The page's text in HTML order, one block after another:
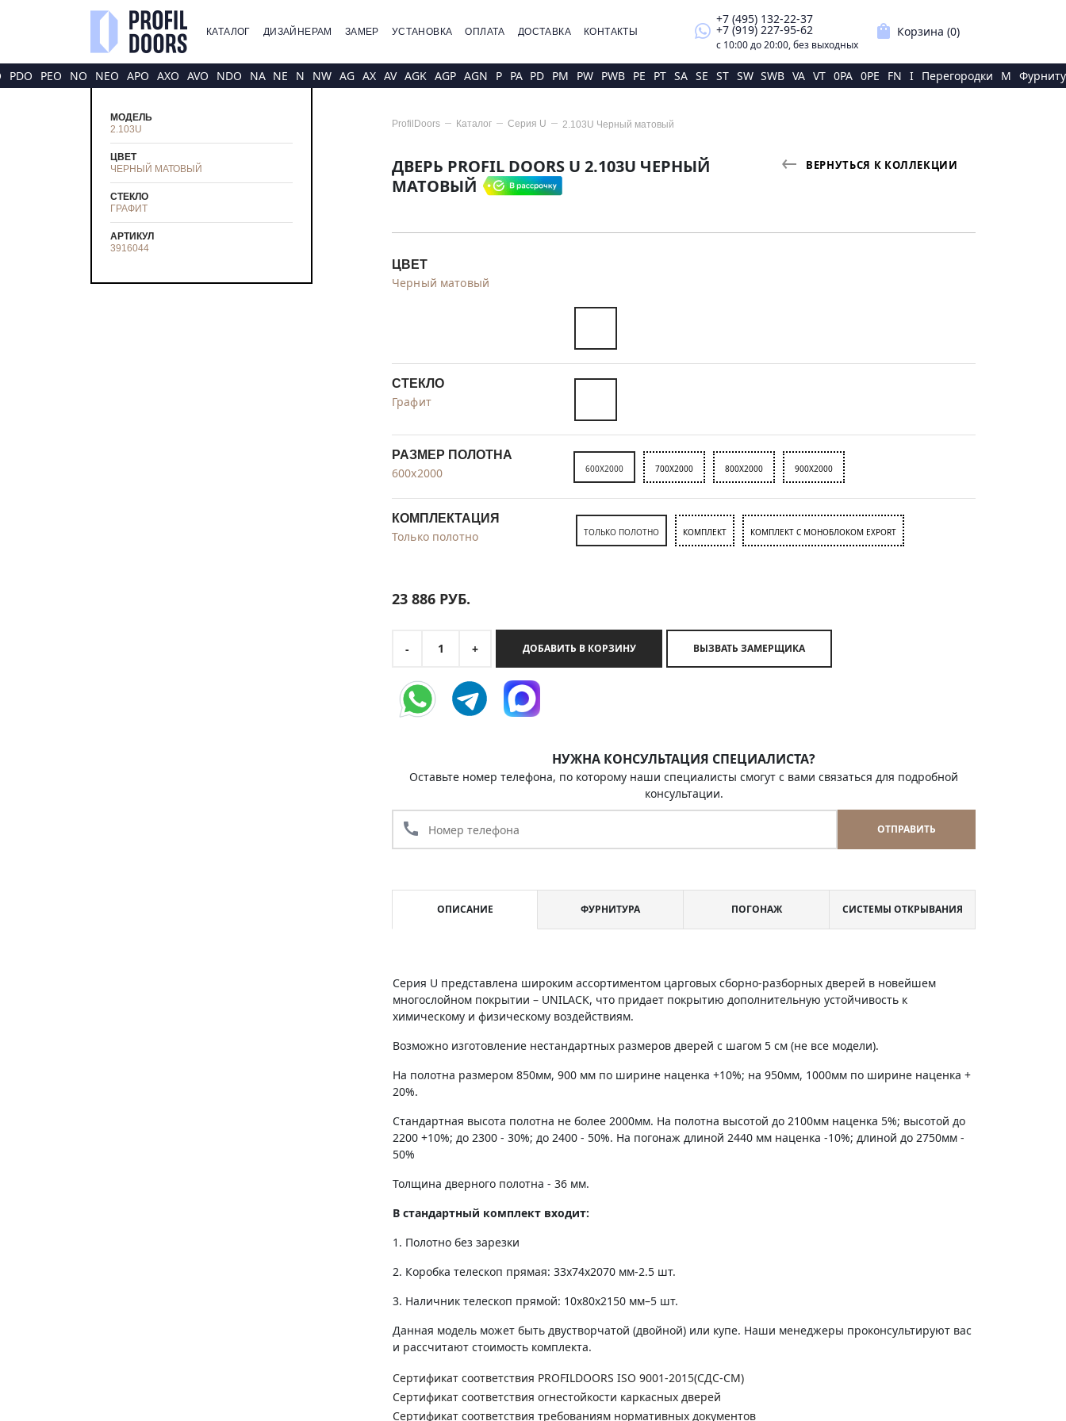
КАТАЛОГ ДИЗАЙНЕРАМ ЗАМЕР УСТАНОВКА ОПЛАТА ДОСТАВКА КОНТАКТЫ whatsapp
+7 (495) 132-22-37
+7 (919) 227-95-62
с 10:00 до 20:00, без выходных
shopping_bag Корзина (0)
PDO PEO NO NEO APO AXO AVO NDO NA NE N NW AG AX AV AGK AGP AGN P PA PD PM PW PWB PE PT SA SE ST SW SWB VA VT 0PA 0PE FN I Перегородки M
МОДЕЛЬ
2.103U
ЦВЕТ
ЧЕРНЫЙ МАТОВЫЙ
СТЕКЛО
ГРАФИТ
АРТИКУЛ
3916044
ProfilDoors Каталог Серия U 2.103U Черный матовый
ДВЕРЬ PROFIL DOORS U 2.103U ЧЕРНЫЙ
МАТОВЫЙ
ВЕРНУТЬСЯ К КОЛЛЕКЦИИ
ЦВЕТ
Черный матовый
СТЕКЛО
Графит
РАЗМЕР ПОЛОТНА
600x2000 600X2000 700X2000 800X2000 900X2000
КОМПЛЕКТАЦИЯ
Только полотно ТОЛЬКО ПОЛОТНО КОМПЛЕКТ КОМПЛЕКТ С МОНОБЛОКОМ EXPORT
23 886 РУБ.
- 1 + ДОБАВИТЬ В КОРЗИНУ ВЫЗВАТЬ ЗАМЕРЩИКА
НУЖНА КОНСУЛЬТАЦИЯ СПЕЦИАЛИСТА?
Оставьте номер телефона, по которому наши специалисты смогут с вами связаться для подробной
консультации.
call ОТПРАВИТЬ
ОПИСАНИЕ ФУРНИТУРА ПОГОНАЖ СИСТЕМЫ ОТКРЫВАНИЯ
Серия U представлена широким ассортиментом царговых сборно-разборных дверей в новейшем
многослойном покрытии – UNILACK, что придает покрытию дополнительную устойчивость к
химическому и физическому воздействиям.
Возможно изготовление нестандартных размеров дверей с шагом 5 см (не все модели).
На полотна размером 850мм, 900 мм по ширине наценка +10%; на 950мм, 1000мм по ширине наценка +
20%.
Стандартная высота полотна не более 2000мм. На полотна высотой до 2100мм наценка 5%; высотой до
2200 +10%; до 2300 - 30%; до 2400 - 50%. На погонаж длиной 2440 мм наценка -10%; длиной до 2750мм -
50%
Толщина дверного полотна - 36 мм.
В стандартный комплект входит:
1. Полотно без зарезки
2. Коробка телескоп прямая: 33х74х2070 мм-2.5 шт.
3. Наличник телескоп прямой: 10х80х2150 мм–5 шт.
Данная модель может быть двустворчатой (двойной) или купе. Наши менеджеры проконсультируют вас
и рассчитают стоимость комплекта.
Сертификат соответствия PROFILDOORS ISO 9001-2015(СДС-СМ)
Сертификат соответствия огнестойкости каркасных дверей
Сертификат соответствия требованиям нормативных документов